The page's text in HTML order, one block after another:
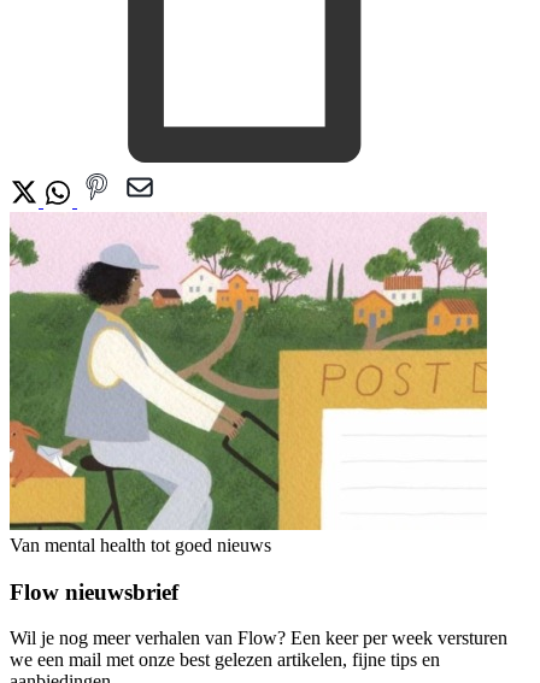
Van mental health tot goed nieuws
Flow nieuwsbrief
Wil je nog meer verhalen van Flow? Een keer per week versturen
we een mail met onze best gelezen artikelen, fijne tips en